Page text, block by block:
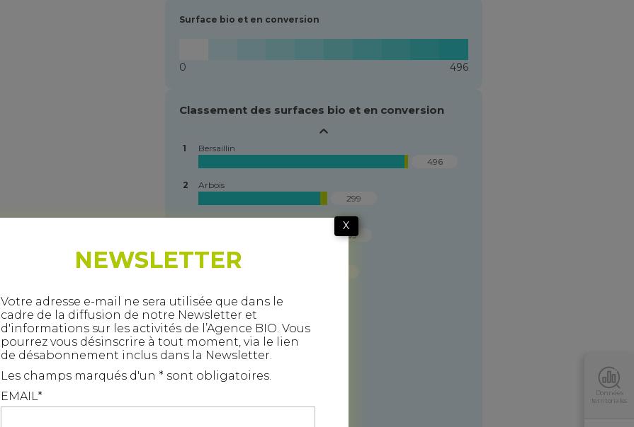
Surface bio et en conversion
0 496
Classement des surfaces bio et en conversion
1
Bersaillin
496
2
Arbois
299
289
4
Cernans
5
Grozon
6
Pupillin
Montigny-lès-Arsures
8
Poligny
Données
territoriales
NEWSLETTER
Votre adresse e-mail ne sera utilisée que dans le
cadre de la diffusion de notre Newsletter et
d'informations sur les activités de l’Agence BIO. Vous
pourrez vous désinscrire à tout moment, via le lien
de désabonnement inclus dans la Newsletter.
Les champs marqués d'un * sont obligatoires.
EMAIL*
X